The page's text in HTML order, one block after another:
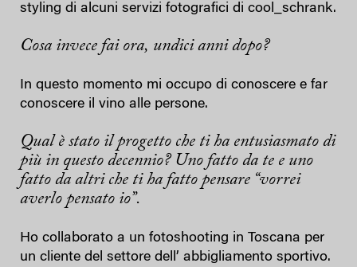
styling di alcuni servizi fotografici di cool_schrank.
Cosa invece fai ora, undici anni dopo?
In questo momento mi occupo di conoscere e far
conoscere il vino alle persone.
Qual è stato il progetto che ti ha entusiasmato di
più in questo decennio? Uno fatto da te e uno
fatto da altri che ti ha fatto pensare “vorrei
averlo pensato io”.
Ho collaborato a un fotoshooting in Toscana per
un cliente del settore dell’ abbigliamento sportivo.